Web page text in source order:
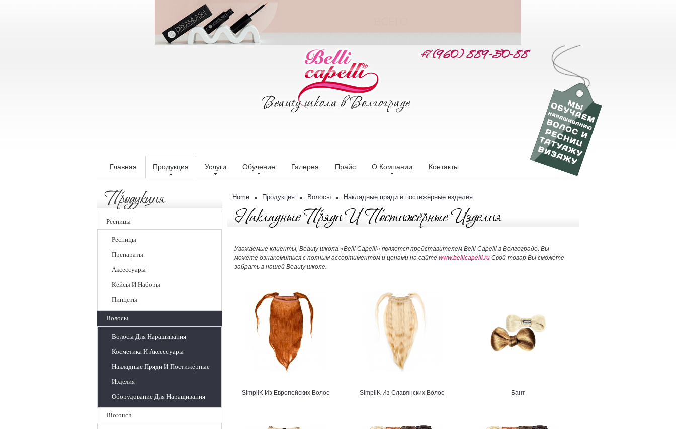
+7 (960) 889-50-88
Главная Продукция Услуги Обучение Галерея Прайс О Компании Контакты
Продукция
Ресницы
Ресницы
Препараты
Аксессуары
Кейсы И Наборы
Пинцеты
Волосы
Волосы Для Наращивания
Косметика И Аксессуары
Накладные Пряди И Постижёрные
Изделия
Оборудование Для Наращивания
Biotouch
Home Продукция Волосы Накладные пряди и постижёрные изделия
Накладные Пряди И Постижёрные Изделия
Уважаемые клиенты, Beauty школа «Belli Capelli» является представителем Belli Capelli в Волгограде. Вы
можете ознакомиться с полным ассортиментом и ценами на сайте www.bellicapelli.ru Свой товар Вы сможете
забрать в нашей Beauty школе.
SimpliK Из Европейских Волос SimpliK Из Славянских Волос Бант